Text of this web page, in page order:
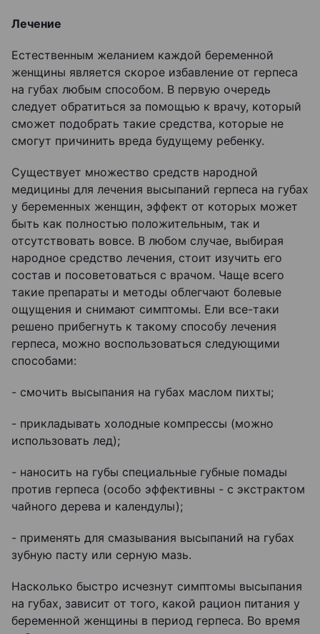
Лечение
Естественным желанием каждой беременной
женщины является скорое избавление от герпеса
на губах любым способом. В первую очередь
следует обратиться за помощью к врачу, который
сможет подобрать такие средства, которые не
смогут причинить вреда будущему ребенку.
Существует множество средств народной
медицины для лечения высыпаний герпеса на губах
у беременных женщин, эффект от которых может
быть как полностью положительным, так и
отсутствовать вовсе. В любом случае, выбирая
народное средство лечения, стоит изучить его
состав и посоветоваться с врачом. Чаще всего
такие препараты и методы облегчают болевые
ощущения и снимают симптомы. Ели все-таки
решено прибегнуть к такому способу лечения
герпеса, можно воспользоваться следующими
способами:
- смочить высыпания на губах маслом пихты;
- прикладывать холодные компрессы (можно
использовать лед);
- наносить на губы специальные губные помады
против герпеса (особо эффективны - с экстрактом
чайного дерева и календулы);
- применять для смазывания высыпаний на губах
зубную пасту или серную мазь.
Насколько быстро исчезнут симптомы высыпания
на губах, зависит от того, какой рацион питания у
беременной женщины в период герпеса. Во время